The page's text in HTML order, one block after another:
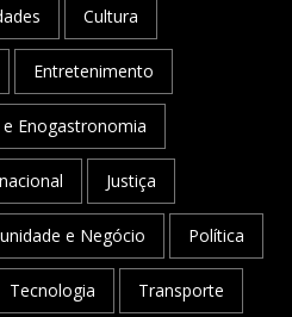
Cultura
Entretenimento
Enogastronomia
Justiça
e Negócio Política
Tecnologia Transporte